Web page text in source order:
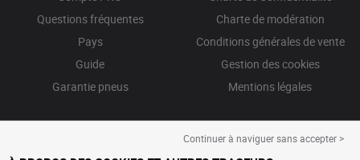
Questions fréquentes
Pays
Guide
Garantie pneus
Charte de modération
Conditions générales de vente
Gestion des cookies
Mentions légales
Continuer à naviguer sans accepter >